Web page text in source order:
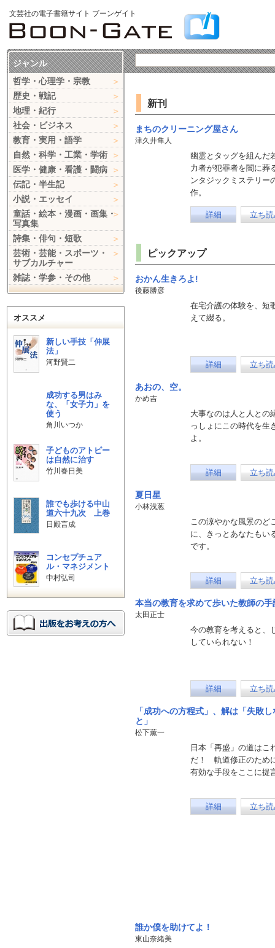
文芸社の電子書籍サイト ブーンゲイト
新刊
まちのクリーニング屋さん
津久井隼人
幽霊とタッグを組んだ
力者が犯罪者を闇に葬
ンタジックミステリー
作。
詳細 立ち
ピックアップ
おかん生きろよ!
後藤勝彦
在宅介護の体験を、短
えて綴る。
詳細 立ち
あおの、空。
かめ吉
大事なのは人と人との
っしょにこの時代を生
よ。
詳細 立ち
夏日星
小林浅葱
この涼やかな風景のど
に、きっとあなたもい
です。
詳細 立ち
本当の教育を求めて歩いた教師の手
太田正士
今の教育を考えると、
していられない！
詳細 立ち
「成功への方程式」、解は「失敗
と」
松下薫一
日本「再盛」の道はこ
だ！ 軌道修正のため
有効な手段をここに提
詳細 立ち
誰か僕を助けてよ！
東山奈緒美
ジャンル
哲学・心理学・宗教
歴史・戦記
地理・紀行
社会・ビジネス
教育・実用・語学
自然・科学・工業・学術
医学・健康・看護・闘病
伝記・半生記
小説・エッセイ
童話・絵本・漫画・画集・
写真集
詩集・俳句・短歌
芸術・芸能・スポーツ・
サブカルチャー
雑誌・学参・その他
オススメ
新しい手技「伸展
法」
河野賢二
成功する男はみ
な、「女子力」を
使う
角川いつか
子どものアトピー
は自然に治す
竹川春日美
誰でも歩ける中山
道六十九次 上巻
日殿言成
コンセプチュア
ル・マネジメント
中村弘司